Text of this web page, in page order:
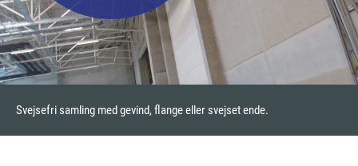
Svejsefri samling med gevind, flange eller svejset ende.